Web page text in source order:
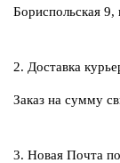
Бориспольская
2. Доставка
Заказ на сумму
3. Новая Почта